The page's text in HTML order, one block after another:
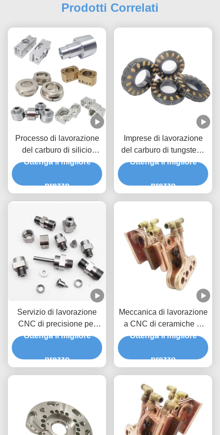
Prodotti Correlati
Processo di lavorazione
del carburo di silicio
Componenti in acciaio
Ottenga il migliore
prezzo
Imprese di lavorazione
del carburo di tungsteno
con tolleranze strette di
Ottenga il migliore
prezzo
Servizio di lavorazione
CNC di precisione per
l'acciaio al carburo e
Ottenga il migliore
prezzo
Meccanica di lavorazione
a CNC di ceramiche al
carburo di silicio
Ottenga il migliore
prezzo